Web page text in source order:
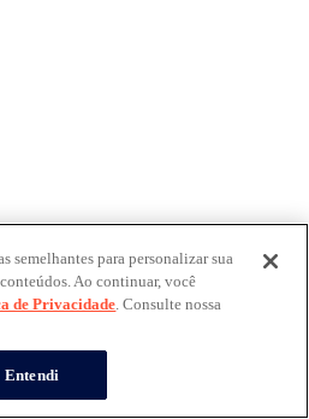
semelhantes para personalizar sua
Ao continuar, você
de Privacidade. Consulte nossa
Entendi